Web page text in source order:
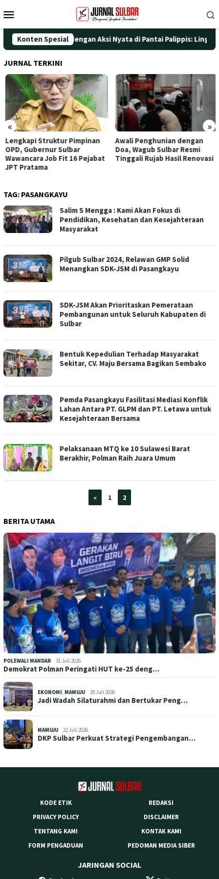
ke
Mobile
Konten Spesial
HUT ke-25 dengan Aksi Nyata di Pantai Palippis:
JURNAL TERKINI
« »
Lengkapi Struktur Pimpinan
OPD, Gubernur Sulbar
Wawancara Job Fit 16 Pejabat
JPT Pratama
Awali Penghunian dengan
Doa, Wagub Sulbar Resmi
Tinggali Rujab Hasil Renovasi
TAG: PASANGKAYU
Salim S Mengga : Kami Akan Fokus di
Pendidikan, Kesehatan dan Kesejahteraan
Masyarakat
Pilgub Sulbar 2024, Relawan GMP Solid
Menangkan SDK-JSM di Pasangkayu
SDK-JSM Akan Prioritaskan Pemerataan
Pembangunan untuk Seluruh Kabupaten di
Sulbar
Bentuk Kepedulian Terhadap Masyarakat
Sekitar, CV. Maju Bersama Bagikan Sembako
Pemda Pasangkayu Fasilitasi Mediasi Konflik
Lahan Antara PT. GLPM dan PT. Letawa untuk
Kesejahteraan Bersama
Pelaksanaan MTQ ke 10 Sulawesi Barat
Berakhir, Polman Raih Juara Umum
« 1 2
BERITA UTAMA
POLEWALI MANDAR 31 Juli 2026
Demokrat Polman Peringati HUT ke-25 deng…
EKONOMI, MAMUJU 29 Juli 2026
Jadi Wadah Silaturahmi dan Bertukar Peng…
MAMUJU 22 Juli 2026
DKP Sulbar Perkuat Strategi Pengembangan…
KODE ETIK
REDAKSI
PRIVACY POLICY
DISCLAIMER
TENTANG KAMI
KONTAK KAMI
FORM PENGADUAN
PEDOMAN MEDIA SIBER
JARINGAN SOCIAL